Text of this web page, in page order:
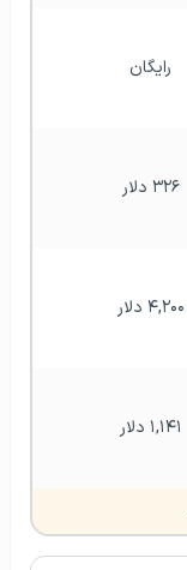
رایگان
۳۲۶ دلار
۴,۲۰۰ دلار
۱,۱۴۱ دلار